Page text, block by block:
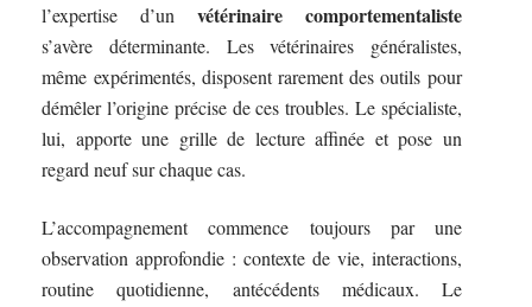
l’expertise d’un vétérinaire comportementaliste
s’avère déterminante. Les vétérinaires généralistes,
même expérimentés, disposent rarement des outils pour
démêler l’origine précise de ces troubles. Le spécialiste,
lui, apporte une grille de lecture affinée et pose un
regard neuf sur chaque cas.
L’accompagnement commence toujours par une
observation approfondie : contexte de vie, interactions,
routine quotidienne, antécédents médicaux. Le